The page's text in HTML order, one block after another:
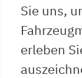
Sie uns,
erleben